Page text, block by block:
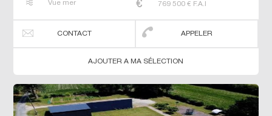
Propriété Villa
Vue mer 769 500 € F.A.I
CONTACT APPELER
AJOUTER A MA SÉLECTION